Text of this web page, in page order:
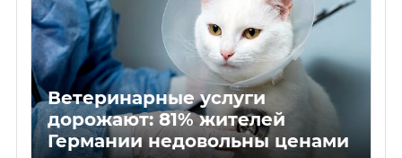
Ветеринарные услуги
дорожают: 81% жителей
Германии недовольны ценами